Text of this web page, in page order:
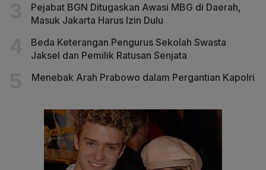
Pejabat BGN Ditugaskan Awasi MBG di Daerah,
Masuk Jakarta Harus Izin Dulu
Beda Keterangan Pengurus Sekolah Swasta
Jaksel dan Pemilik Ratusan Senjata
Menebak Arah Prabowo dalam Pergantian Kapolri